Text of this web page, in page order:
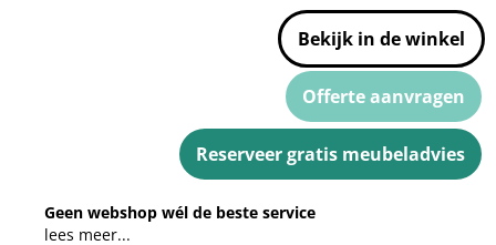
Bekijk in de winkel
Offerte aanvragen
Reserveer gratis meubeladvies
Geen webshop wél de beste service
lees meer...